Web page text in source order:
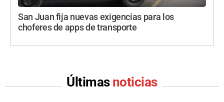
San Juan fija nuevas exigencias para los
choferes de apps de transporte
Últimas noticias